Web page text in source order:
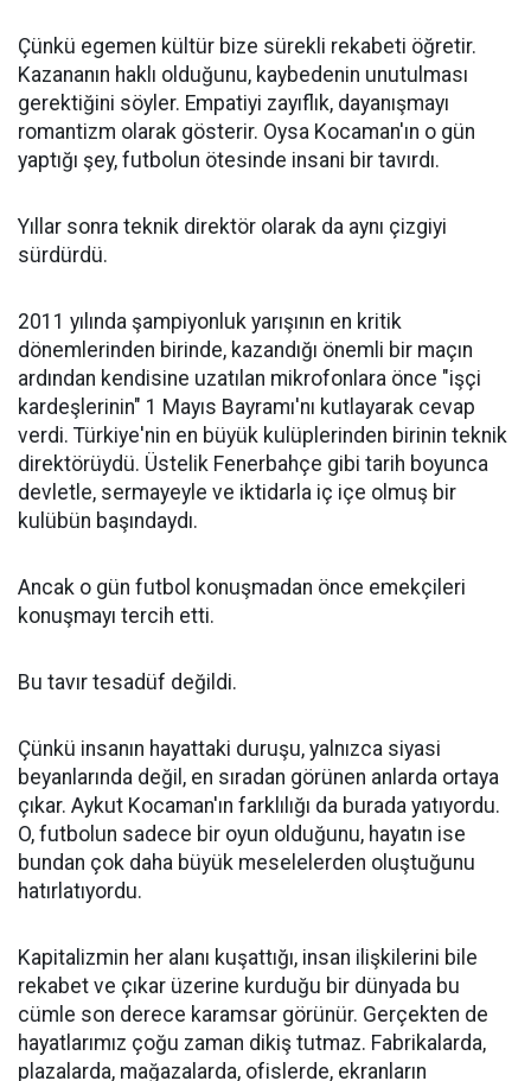
Çünkü egemen kültür bize sürekli rekabeti öğretir.
Kazananın haklı olduğunu, kaybedenin unutulması
gerektiğini söyler. Empatiyi zayıflık, dayanışmayı
romantizm olarak gösterir. Oysa Kocaman'ın o gün
yaptığı şey, futbolun ötesinde insani bir tavırdı.
Yıllar sonra teknik direktör olarak da aynı çizgiyi
sürdürdü.
2011 yılında şampiyonluk yarışının en kritik
dönemlerinden birinde, kazandığı önemli bir maçın
ardından kendisine uzatılan mikrofonlara önce "işçi
kardeşlerinin" 1 Mayıs Bayramı'nı kutlayarak cevap
verdi. Türkiye'nin en büyük kulüplerinden birinin teknik
direktörüydü. Üstelik Fenerbahçe gibi tarih boyunca
devletle, sermayeyle ve iktidarla iç içe olmuş bir
kulübün başındaydı.
Ancak o gün futbol konuşmadan önce emekçileri
konuşmayı tercih etti.
Bu tavır tesadüf değildi.
Çünkü insanın hayattaki duruşu, yalnızca siyasi
beyanlarında değil, en sıradan görünen anlarda ortaya
çıkar. Aykut Kocaman'ın farklılığı da burada yatıyordu.
O, futbolun sadece bir oyun olduğunu, hayatın ise
bundan çok daha büyük meselelerden oluştuğunu
hatırlatıyordu.
Kapitalizmin her alanı kuşattığı, insan ilişkilerini bile
rekabet ve çıkar üzerine kurduğu bir dünyada bu
cümle son derece karamsar görünür. Gerçekten de
hayatlarımız çoğu zaman dikiş tutmaz. Fabrikalarda,
plazalarda, mağazalarda, ofislerde, ekranların